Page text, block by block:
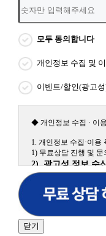
모두 동의합니다
개인정보 수집 및
이벤트/할인(광고
◆ 개인정보 수집 · 이
1. 개인정보 수집·이용
1) 무료상담 진행 및 문
2) 광고성 정보 수
원격평생교육원을
비스 신상품이나
향에 맞는 최적의
어, 해커스일본어, 해
원, 해커스경찰, 해커
닫기